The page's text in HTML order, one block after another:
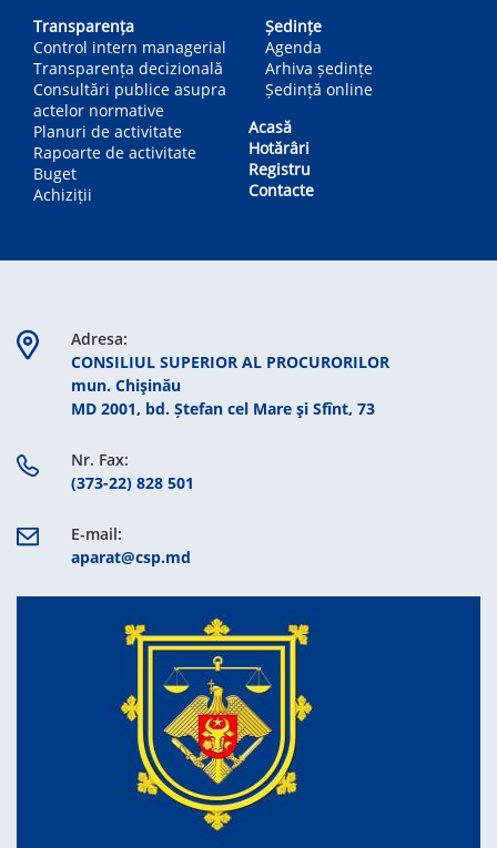
Transparența
Control intern managerial
Transparența decizională
Consultări publice asupra
actelor normative
Planuri de activitate
Rapoarte de activitate
Buget
Achiziții
Ședințe
Agenda
Arhiva ședințe
Ședință online
Acasă
Hotărâri
Registru
Contacte
Adresa:
CONSILIUL SUPERIOR AL PROCURORILOR
mun. Chişinău
MD 2001, bd. Ștefan cel Mare şi Sfînt, 73
Nr. Fax:
(373-22) 828 501
E-mail:
aparat@csp.md